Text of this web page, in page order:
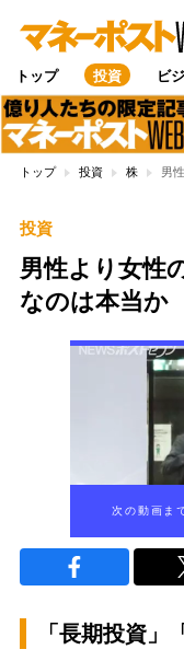
トップ 投資 ビ
トップ 投資 株 男
投資
男性より女性
なのは本当か
次の動画ま
「長期投資」